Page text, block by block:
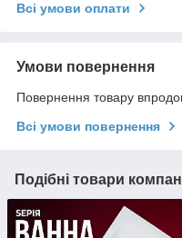
Всі умови оплати
Умови повернення
Повернення товару
Всі умови повернення
Подібні товари